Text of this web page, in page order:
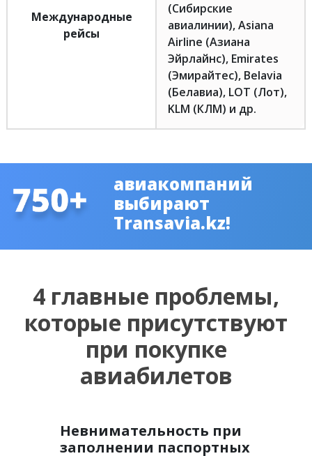
Международные
рейсы
(Сибирские
авиалинии), Asiana
Airline (Азиана
Эйрлайнс), Emirates
(Эмирайтес), Belavia
(Белавиа), LOT (Лот),
KLM (КЛМ) и др.
авиакомпаний
выбирают
Transavia.kz!
4 главные проблемы,
которые присутствуют
при покупке
авиабилетов
Невнимательность при
заполнении паспортных